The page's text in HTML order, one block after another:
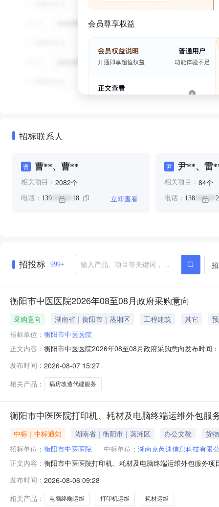
会员尊享权益
招标联系人
曹 曹**、曹**
相关项目： 2082个
电话： 139 ****** 18 立即查看
尹 尹**、雷
相关项目： 84个
电话： 138******
招投标 999+
衡阳市中医医院2026年08至08月政府采购意向
采购意向 湖南省｜衡阳市｜蒸湘区 工程建筑 其它
招标单位： 衡阳市中医医院
正文内容： 衡阳市中医医院2026年08至08月政府采购意向发布时间
中医医院病房改造项目代建服务费衡阳市中医医院病房
关采购公告
发布时间： 2026-08-07 15:27
相关产品：
病房改造代建服务
衡阳市中医医院打印机、耗材及电脑终端运维外包服
中标｜中标通知 湖南省｜衡阳市｜蒸湘区 办公文教
货物
招标单位： 衡阳市中医医院 中标单位： 湖南克芮迪信息科技有限
正文内容： 衡阳市中医医院打印机、耗材及电脑终端运维外包服务
电脑终端运维外包服务项目代理机构名称：深圳群伦项
1270000元衡阳市中医医院打印
发布时间： 2026-08-06 09:28
相关产品：
电脑终端运维 打印机运维 耗材运维